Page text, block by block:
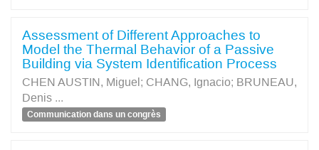
Assessment of Different Approaches to
Model the Thermal Behavior of a Passive
Building via System Identification Process
CHEN AUSTIN, Miguel ; CHANG, Ignacio; BRUNEAU,
Denis ...
Communication dans un congrès